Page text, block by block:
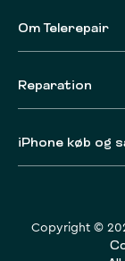
Om Telerepair
Reparation
iPhone køb og
Copyright ©